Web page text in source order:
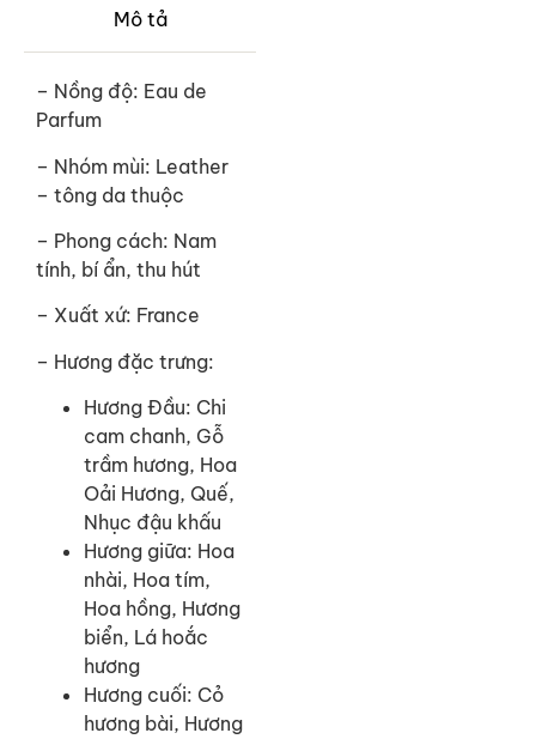
Mô tả
– Nồng độ: Eau de
Parfum
– Nhóm mùi: Leather
– tông da thuộc
– Phong cách: Nam
tính, bí ẩn, thu hút
– Xuất xứ: France
– Hương đặc trưng:
Hương Đầu: Chi
cam chanh, Gỗ
trầm hương, Hoa
Oải Hương, Quế,
Nhục đậu khấu
Hương giữa: Hoa
nhài, Hoa tím,
Hoa hồng, Hương
biển, Lá hoắc
hương
Hương cuối: Cỏ
hương bài, Hương